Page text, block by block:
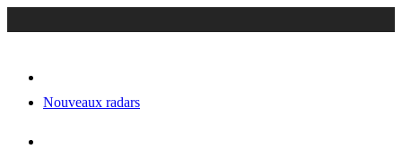
Nouveaux radars